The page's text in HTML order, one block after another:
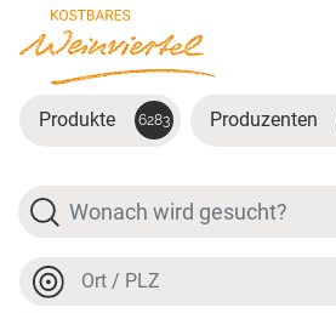
Zum Hauptinhalt springen
Produkte 6283 Produzenten
Suche
Ort oder PLZ